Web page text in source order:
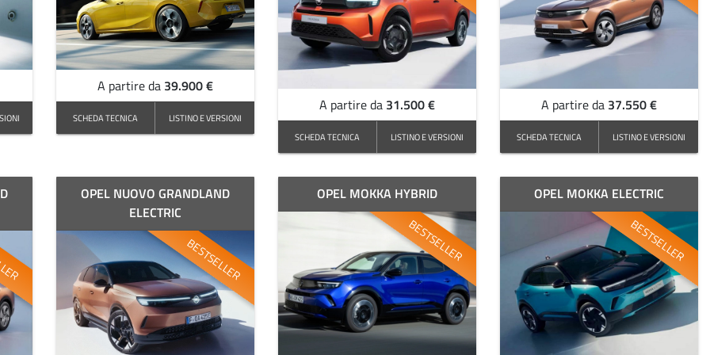
A partire da 39.900 €
SCHEDA TECNICA LISTINO E VERSIONI
A partire da 31.500 €
SCHEDA TECNICA LISTINO E VERSIONI
A partire da 37.550 €
SCHEDA TECNICA LISTINO E VERSIONI
OPEL NUOVO GRANDLAND
ELECTRIC
BESTSELLER
OPEL MOKKA HYBRID
BESTSELLER
OPEL MOKKA ELECTRIC
BESTSELLER